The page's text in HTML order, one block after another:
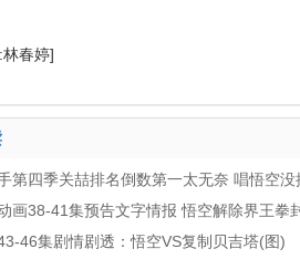
春婷]
第四季关喆排名倒数第一太无奈 唱悟空没
画38-41集预告文字情报 悟空解除界王拳
46集剧情剧透：悟空VS复制贝吉塔(图)